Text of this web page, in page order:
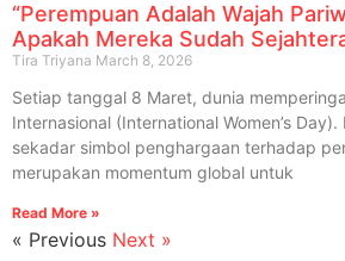
“Perempuan Adalah Wajah
Apakah Mereka Sudah
Tira Triyana March 8, 2026
Setiap tanggal 8 Maret, dunia
Internasional (International Women’s
sekadar simbol penghargaan terhadap
merupakan momentum global untuk
Read More »
« Previous Next »